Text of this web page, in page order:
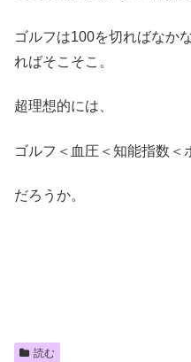
ゴルフは100を切ればなか
ればそこそこ。
超理想的には、
ゴルフ＜血圧＜知能指数＜
だろうか。
読む